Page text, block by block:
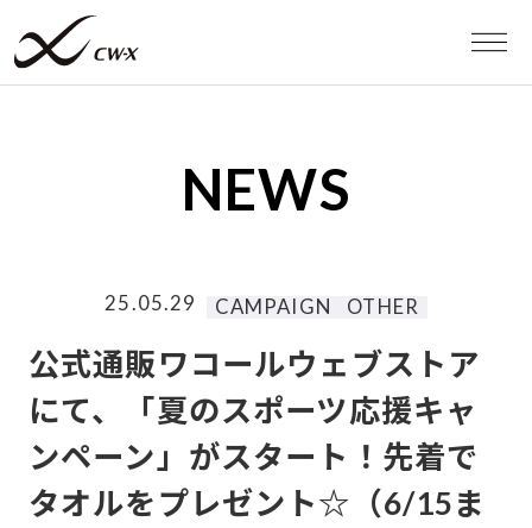
スポーツタイツ
スポーツブラ
RUN
NEWS
25.05.29 CAMPAIGN OTHER
公式通販ワコールウェブストア
にて、「夏のスポーツ応援キャ
ンペーン」がスタート！先着で
タオルをプレゼント☆（6/15ま